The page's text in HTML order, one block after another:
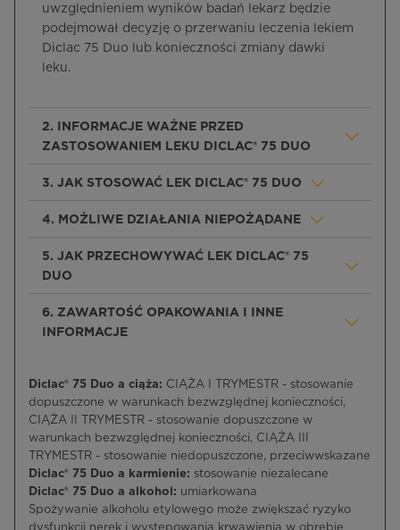
uwzględnieniem wyników badań lekarz będzie
podejmował decyzję o przerwaniu leczenia lekiem
Diclac 75 Duo lub konieczności zmiany dawki
leku.
2. INFORMACJE WAŻNE PRZED
ZASTOSOWANIEM LEKU DICLAC® 75 DUO
3. JAK STOSOWAĆ LEK DICLAC® 75 DUO
4. MOŻLIWE DZIAŁANIA NIEPOŻĄDANE
5. JAK PRZECHOWYWAĆ LEK DICLAC® 75
DUO
6. ZAWARTOŚĆ OPAKOWANIA I INNE
INFORMACJE
Diclac® 75 Duo a ciąża: CIĄŻA I TRYMESTR - stosowanie
dopuszczone w warunkach bezwzględnej konieczności,
CIĄŻA II TRYMESTR - stosowanie dopuszczone w
warunkach bezwzględnej konieczności, CIĄŻA III
TRYMESTR - stosowanie niedopuszczone, przeciwwskazane
Diclac® 75 Duo a karmienie: stosowanie niezalecane
Diclac® 75 Duo a alkohol: umiarkowana
Spożywanie alkoholu etylowego może zwiększać ryzyko